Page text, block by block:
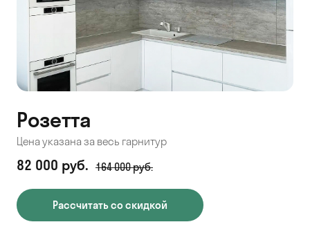
Розетта
Цена указана за весь гарнитур
82 000 руб. 164 000 руб.
Рассчитать со скидкой